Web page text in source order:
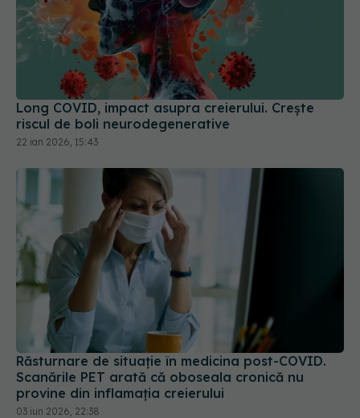
Long COVID, impact asupra creierului. Crește
riscul de boli neurodegenerative
22 ian 2026, 15:43
Răsturnare de situație în medicina post-COVID.
Scanările PET arată că oboseala cronică nu
provine din inflamația creierului
03 iun 2026, 22:38